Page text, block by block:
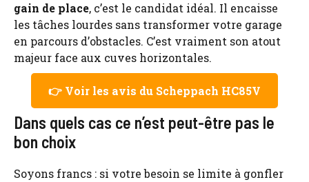
gain de place, c’est le candidat idéal. Il encaisse
les tâches lourdes sans transformer votre garage
en parcours d’obstacles. C’est vraiment son atout
majeur face aux cuves horizontales.
👉 Voir les avis du Scheppach HC85V
Dans quels cas ce n’est peut-être pas le
bon choix
Soyons francs : si votre besoin se limite à gonfler